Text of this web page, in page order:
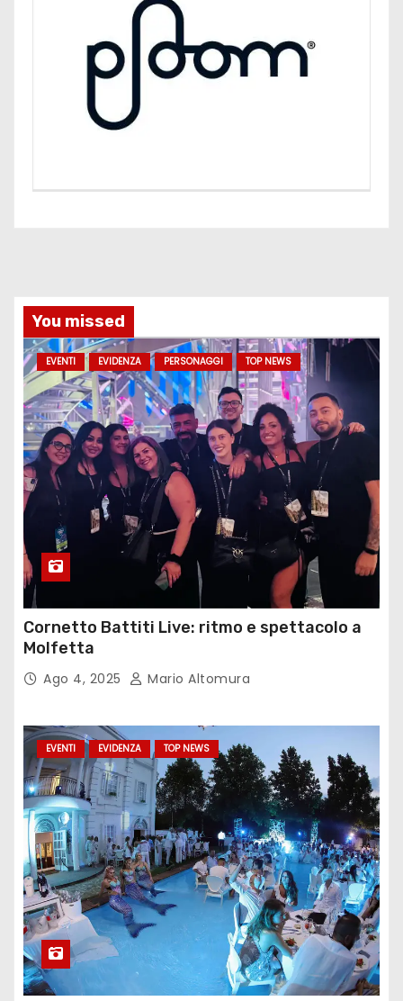
You missed
EVENTI EVIDENZA PERSONAGGI TOP NEWS
Cornetto Battiti Live: ritmo e spettacolo a
Molfetta
Ago 4, 2025 Mario Altomura
EVENTI EVIDENZA TOP NEWS